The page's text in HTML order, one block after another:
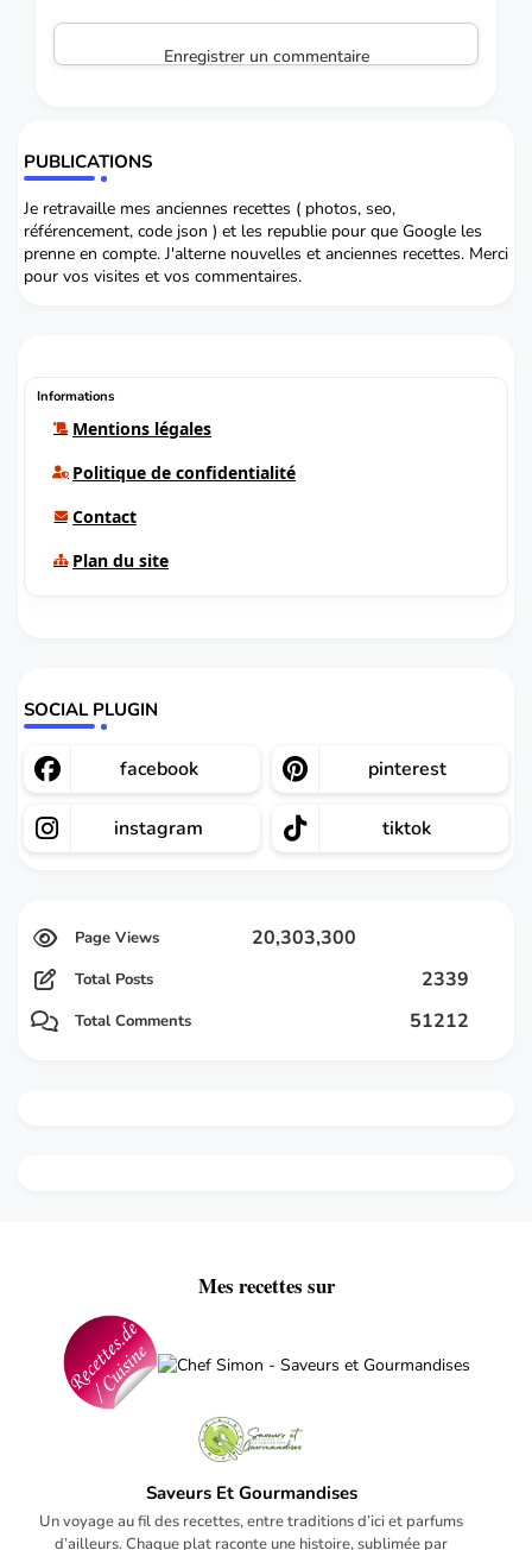
Enregistrer un commentaire
PUBLICATIONS
Je retravaille mes anciennes recettes ( photos, seo,
référencement, code json ) et les republie pour que Google les
prenne en compte. J'alterne nouvelles et anciennes recettes. Merci
pour vos visites et vos commentaires.
Informations
Mentions légales
Politique de confidentialité
Contact
Plan du site
SOCIAL PLUGIN
facebook pinterest
instagram tiktok
20,303,300
Total Posts 2339
Total Comments 51212
Mes recettes sur
Saveurs Et Gourmandises
Un voyage au fil des recettes, entre traditions d’ici et parfums
d’ailleurs. Chaque plat raconte une histoire, sublimée par